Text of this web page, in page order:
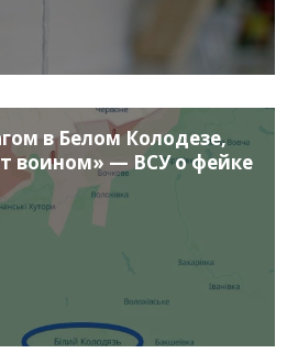
в Белом Колодезе,
воином» — ВСУ о фейке